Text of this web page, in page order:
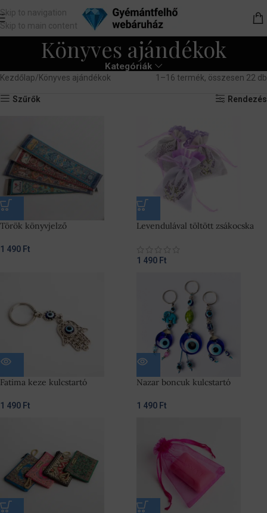
Skip to navigation
Skip to main content
Könyves ajándékok
Kategóriák
Kezdőlap Könyves ajándékok 1–16 termék, összesen 22 db
Szűrők Rendezés
Török könyvjelző
1 490 Ft
Levendulával töltött zsákocska
1 490 Ft
Fatima keze kulcstartó
1 490 Ft
Nazar boncuk kulcstartó
1 490 Ft